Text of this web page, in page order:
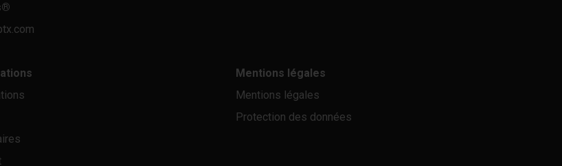
®
Mentions légales
Mentions légales
Protection des données